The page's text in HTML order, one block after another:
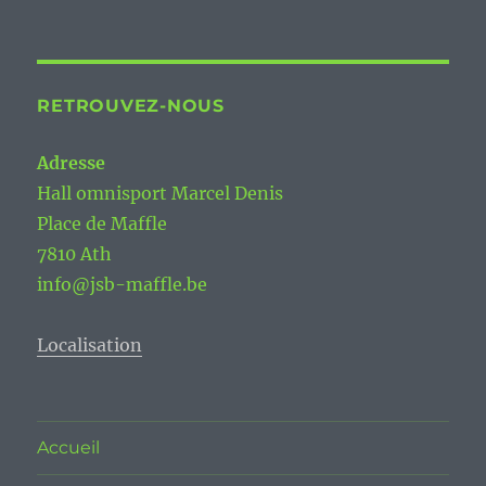
RETROUVEZ-NOUS
Adresse
Hall omnisport Marcel Denis
Place de Maffle
7810 Ath
info@jsb-maffle.be
Localisation
Accueil